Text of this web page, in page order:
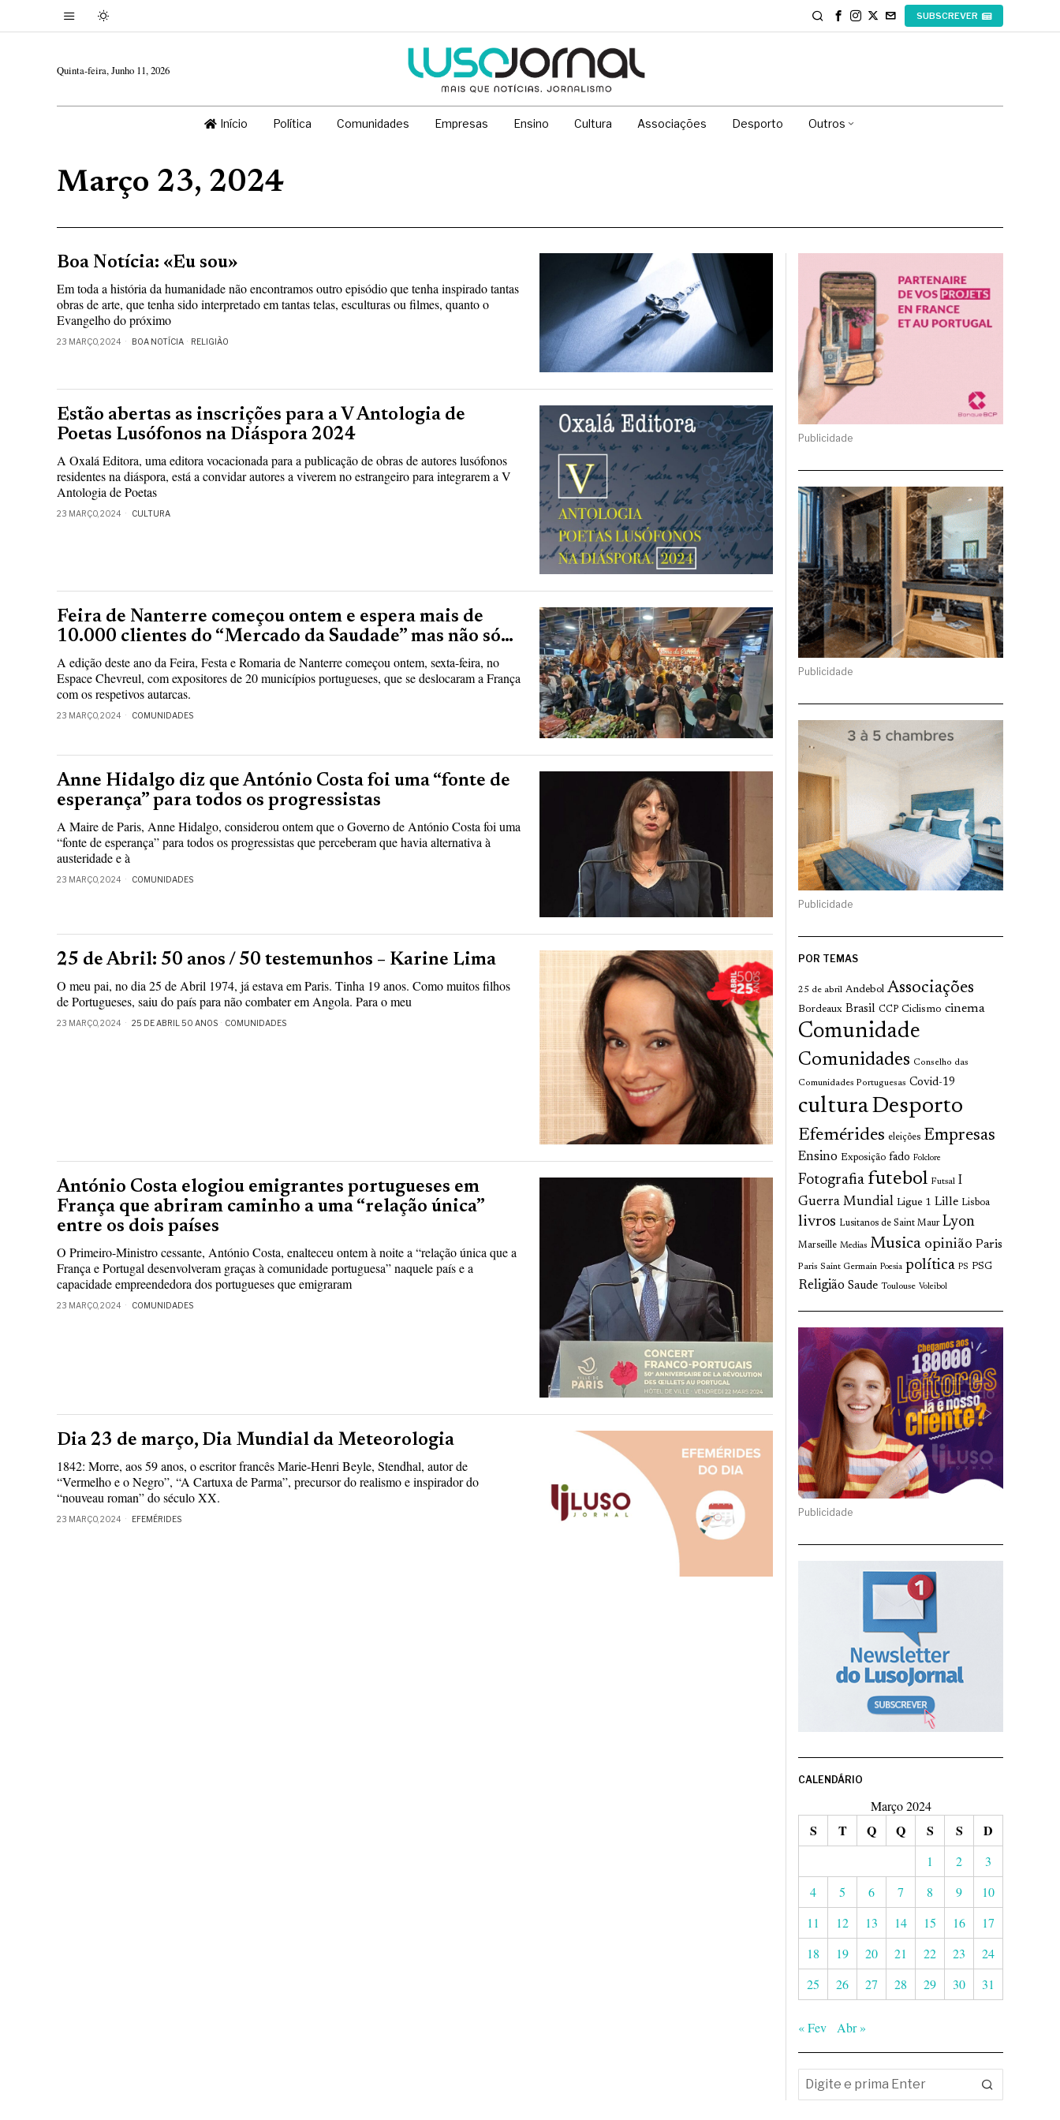
SUBSCREVER
Quinta-feira, Junho 11, 2026
Início Política Comunidades Empresas Ensino Cultura Associações Desporto Outros
Março 23, 2024
Boa Notícia: «Eu sou»
Em toda a história da humanidade não encontramos outro episódio que tenha inspirado tantas
obras de arte, que tenha sido interpretado em tantas telas, esculturas ou filmes, quanto o
Evangelho do próximo
23 MARÇO, 2024 BOA NOTÍCIA · RELIGIÃO
Estão abertas as inscrições para a V Antologia de
Poetas Lusófonos na Diáspora 2024
A Oxalá Editora, uma editora vocacionada para a publicação de obras de autores lusófonos
residentes na diáspora, está a convidar autores a viverem no estrangeiro para integrarem a V
Antologia de Poetas
23 MARÇO, 2024 CULTURA
Feira de Nanterre começou ontem e espera mais de
10.000 clientes do “Mercado da Saudade” mas não só…
A edição deste ano da Feira, Festa e Romaria de Nanterre começou ontem, sexta-feira, no
Espace Chevreul, com expositores de 20 municípios portugueses, que se deslocaram a França
com os respetivos autarcas.
23 MARÇO, 2024 COMUNIDADES
Anne Hidalgo diz que António Costa foi uma “fonte de
esperança” para todos os progressistas
A Maire de Paris, Anne Hidalgo, considerou ontem que o Governo de António Costa foi uma
“fonte de esperança” para todos os progressistas que perceberam que havia alternativa à
austeridade e à
23 MARÇO, 2024 COMUNIDADES
25 de Abril: 50 anos / 50 testemunhos – Karine Lima
O meu pai, no dia 25 de Abril 1974, já estava em Paris. Tinha 19 anos. Como muitos filhos
de Portugueses, saiu do país para não combater em Angola. Para o meu
23 MARÇO, 2024 25 DE ABRIL 50 ANOS · COMUNIDADES
António Costa elogiou emigrantes portugueses em
França que abriram caminho a uma “relação única”
entre os dois países
O Primeiro-Ministro cessante, António Costa, enalteceu ontem à noite a “relação única que a
França e Portugal desenvolveram graças à comunidade portuguesa” naquele país e a
capacidade empreendedora dos portugueses que emigraram
23 MARÇO, 2024 COMUNIDADES
Dia 23 de março, Dia Mundial da Meteorologia
1842: Morre, aos 59 anos, o escritor francês Marie-Henri Beyle, Stendhal, autor de
“Vermelho e o Negro”, “A Cartuxa de Parma”, precursor do realismo e inspirador do
“nouveau roman” do século XX.
23 MARÇO, 2024 EFEMÉRIDES
Publicidade
Publicidade
Publicidade
POR TEMAS
25 de abril Andebol Associações
Bordeaux Brasil CCP Ciclismo cinema
Comunidade
Comunidades Conselho das
Comunidades Portuguesas Covid-19
culturaDesporto
Efemérides eleições Empresas
Ensino Exposição fado Folclore
Fotografia futebol Futsal I
Guerra Mundial Ligue 1 Lille Lisboa
livros Lusitanos de Saint Maur Lyon
Marseille Medias Musica opinião Paris
Paris Saint Germain Poesia política PS PSG
Religião Saude Toulouse Voleibol
Publicidade
CALENDÁRIO
Março 2024
S T Q Q S S D
1 2
3
4
5 6 7 8 9
10
11
12 13 14 15 16
17
18
19 20 21 22 23
24
25
26 27 28 29 30 31
« Fev Abr »